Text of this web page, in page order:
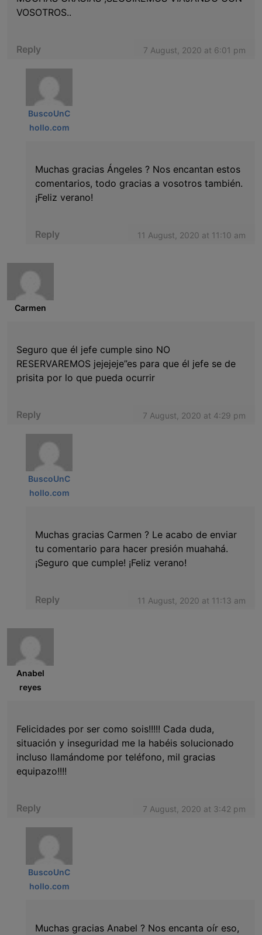
7 August, 2020 at 6:01 pm
VOSOTROS..
Reply
BuscoUnC
hollo.com
11 August, 2020 at 11:10 am
Muchas gracias Ángeles ? Nos encantan estos
comentarios, todo gracias a vosotros también.
¡Feliz verano!
Reply
Carmen
7 August, 2020 at 4:29 pm
Seguro que él jefe cumple sino NO
RESERVAREMOS jejejeje”es para que él jefe se de
prisita por lo que pueda ocurrir
Reply
BuscoUnC
hollo.com
11 August, 2020 at 11:13 am
Muchas gracias Carmen ? Le acabo de enviar
tu comentario para hacer presión muahahá.
¡Seguro que cumple! ¡Feliz verano!
Reply
Anabel
reyes
7 August, 2020 at 3:42 pm
Felicidades por ser como sois!!!!! Cada duda,
situación y inseguridad me la habéis solucionado
incluso llamándome por teléfono, mil gracias
equipazo!!!!
Reply
BuscoUnC
hollo.com
Muchas gracias Anabel ? Nos encanta oír eso,